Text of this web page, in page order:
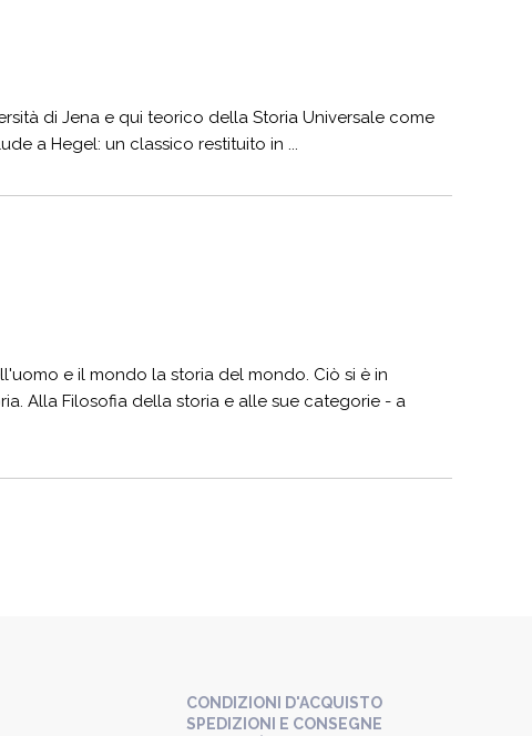
di Jena e qui teorico della Storia Universale come
a Hegel: un classico restituito in ...
e il mondo la storia del mondo. Ciò si è in
Alla Filosofia della storia e alle sue categorie - a
CONDIZIONI D'ACQUISTO
SPEDIZIONI E CONSEGNE